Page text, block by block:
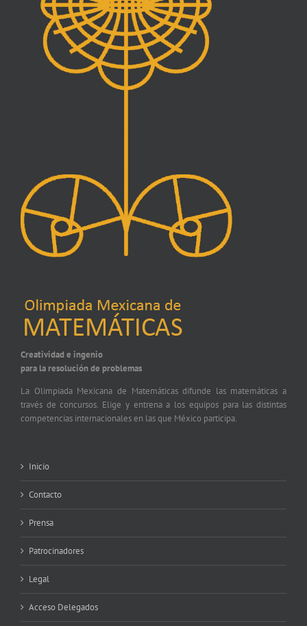
Creatividad e ingenio
para la resolución de problemas
La Olimpiada Mexicana de Matemáticas difunde las matemáticas a
través de concursos. Elige y entrena a los equipos para las distintas
competencias internacionales en las que México participa.
Inicio
Contacto
Prensa
Patrocinadores
Legal
Acceso Delegados